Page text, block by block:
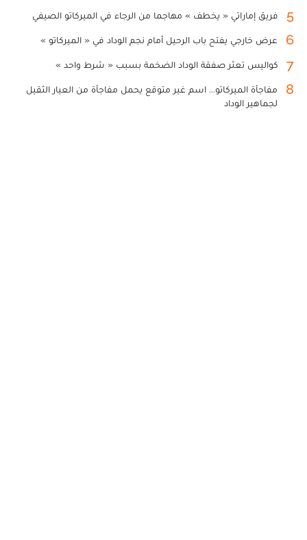
5 فريق إماراتي « يخطف » مهاجما من الرجاء في الميركاتو الصيفي
6 عرض خارجي يفتح باب الرحيل أمام نجم الوداد في « الميركاتو »
7 كواليس تعثر صفقة الوداد الضخمة بسبب « شرط واحد »
8
مفاجأة الميركاتو... اسم غير متوقع يحمل مفاجأة من العيار الثقيل
لجماهير الوداد